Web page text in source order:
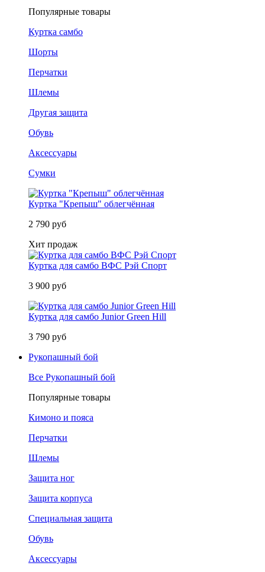
Популярные товары
Куртка самбо
Шорты
Перчатки
Шлемы
Другая защита
Обувь
Аксессуары
Сумки
Куртка "Крепыш" облегчённая
2 790 руб
Хит продаж
Куртка для самбо ВФС Рэй Спорт
3 900 руб
Куртка для самбо Junior Green Hill
3 790 руб
Рукопашный бой
Все Рукопашный бой
Популярные товары
Кимоно и пояса
Перчатки
Шлемы
Защита ног
Защита корпуса
Специальная защита
Обувь
Аксессуары